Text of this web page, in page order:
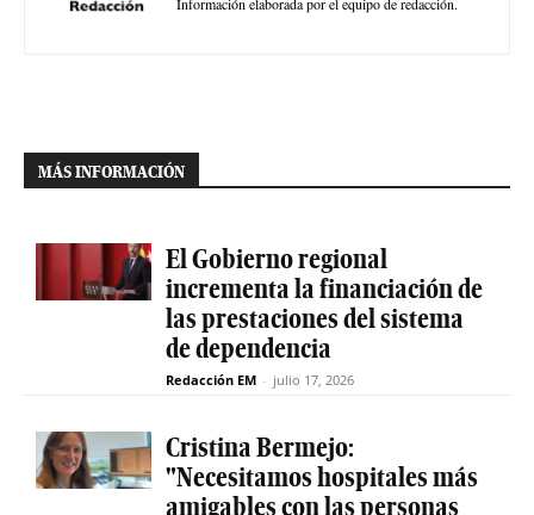
MÁS INFORMACIÓN
El Gobierno regional
incrementa la financiación de
las prestaciones del sistema
de dependencia
Redacción EM - julio 17, 2026
Cristina Bermejo:
"Necesitamos hospitales más
amigables con las personas